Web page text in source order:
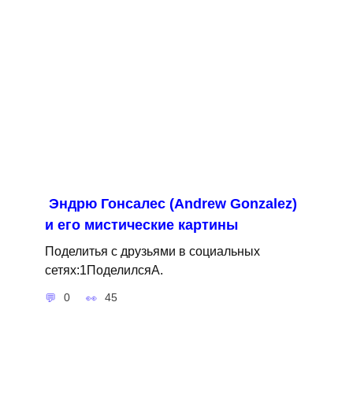
Эндрю Гонсалес (Andrew Gonzalez)
и его мистические картины
Поделитья с друзьями в социальных
сетях:1ПоделилсяA.
0 45